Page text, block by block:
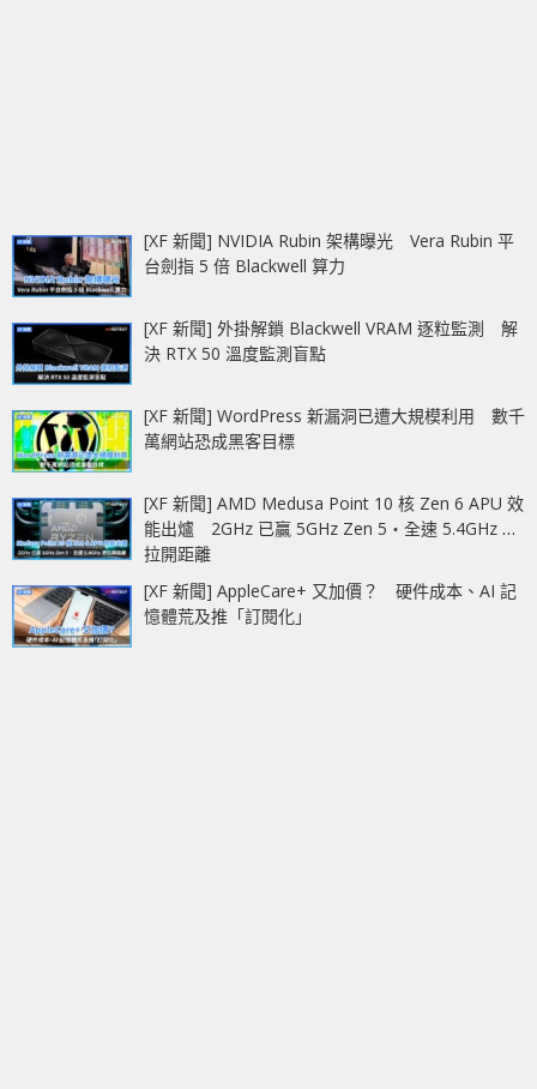
[XF 新聞] NVIDIA Rubin 架構曝光 Vera Rubin 平
台劍指 5 倍 Blackwell 算力
[XF 新聞] 外掛解鎖 Blackwell VRAM 逐粒監測 解
決 RTX 50 溫度監測盲點
[XF 新聞] WordPress 新漏洞已遭大規模利用 數千
萬網站恐成黑客目標
[XF 新聞] AMD Medusa Point 10 核 Zen 6 APU 效
能出爐 2GHz 已贏 5GHz Zen 5‧全速 5.4GHz 更
拉開距離
[XF 新聞] AppleCare+ 又加價？ 硬件成本、AI 記
憶體荒及推「訂閱化」